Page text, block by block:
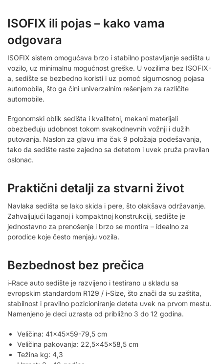
ISOFIX ili pojas – kako vama
odgovara
ISOFIX sistem omogućava brzo i stabilno postavljanje sedišta u
vozilo, uz minimalnu mogućnost greške. U vozilima bez ISOFIX-
a, sedište se bezbedno koristi i uz pomoć sigurnosnog pojasa
automobila, što ga čini univerzalnim rešenjem za različite
automobile.
Ergonomski oblik sedišta i kvalitetni, mekani materijali
obezbeđuju udobnost tokom svakodnevnih vožnji i dužih
putovanja. Naslon za glavu ima čak 9 položaja podešavanja,
tako da sedište raste zajedno sa detetom i uvek pruža pravilan
oslonac.
Praktični detalji za stvarni život
Navlaka sedišta se lako skida i pere, što olakšava održavanje.
Zahvaljujući laganoj i kompaktnoj konstrukciji, sedište je
jednostavno za prenošenje i brzo se montira – idealno za
porodice koje često menjaju vozila.
Bezbednost bez prečica
i-Race auto sedište je razvijeno i testirano u skladu sa
evropskim standardom R129 / i-Size, što znači da su zaštita,
stabilnost i pravilno pozicioniranje deteta uvek na prvom mestu.
Namenjeno je deci uzrasta od približno 3 do 12 godina.
Veličina: 41x45x59-79,5 cm
Veličina pakovanja: 22,5x45x58,5 cm
Težina kg: 4,3